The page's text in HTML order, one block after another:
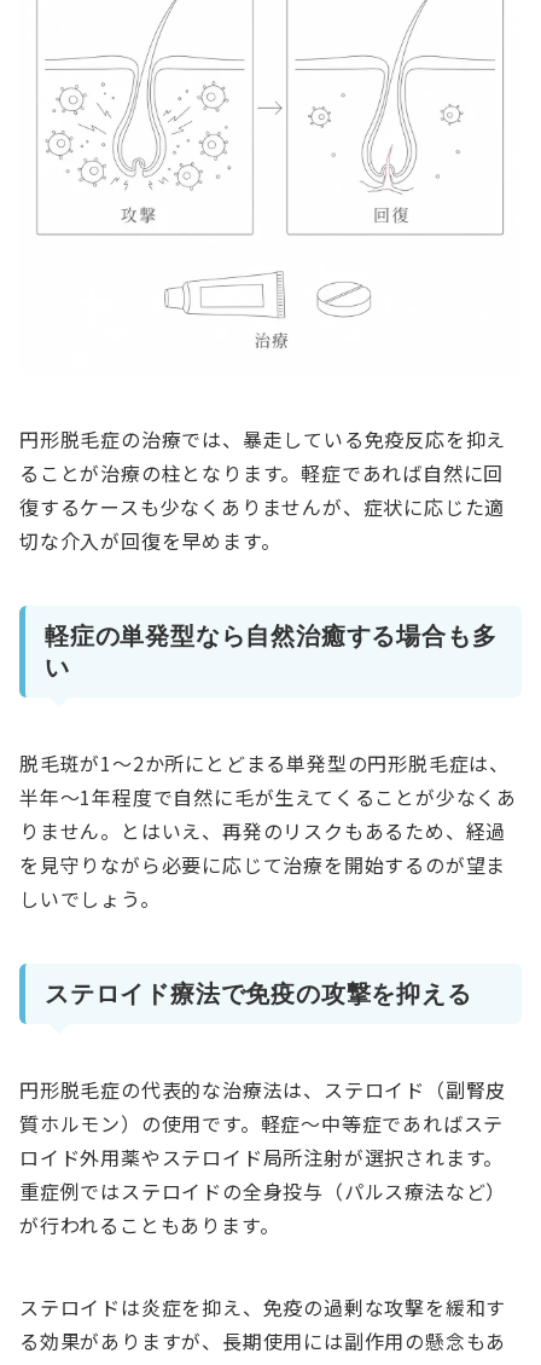
円形脱毛症の治療では、暴走している免疫反応を抑え
ることが治療の柱となります。軽症であれば自然に回
復するケースも少なくありませんが、症状に応じた適
切な介入が回復を早めます。
軽症の単発型なら自然治癒する場合も多
い
脱毛斑が1〜2か所にとどまる単発型の円形脱毛症は、
半年〜1年程度で自然に毛が生えてくることが少なくあ
りません。とはいえ、再発のリスクもあるため、経過
を見守りながら必要に応じて治療を開始するのが望ま
しいでしょう。
ステロイド療法で免疫の攻撃を抑える
円形脱毛症の代表的な治療法は、ステロイド（副腎皮
質ホルモン）の使用です。軽症〜中等症であればステ
ロイド外用薬やステロイド局所注射が選択されます。
重症例ではステロイドの全身投与（パルス療法など）
が行われることもあります。
ステロイドは炎症を抑え、免疫の過剰な攻撃を緩和す
る効果がありますが、長期使用には副作用の懸念もあ